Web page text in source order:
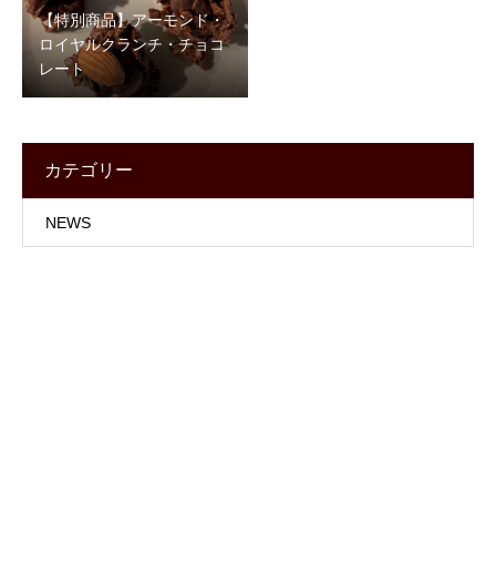
【特別商品】アーモンド・
ロイヤルクランチ・チョコ
レート
カテゴリー
NEWS